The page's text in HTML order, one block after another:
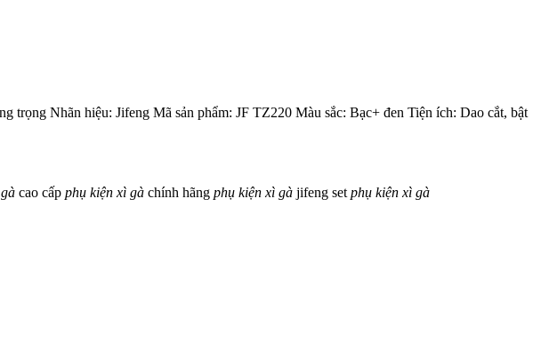
Nhãn hiệu: Jifeng Mã sản phẩm: JF TZ220 Màu sắc: Bạc+ đen Tiện ích: Dao cắt, bật
gà cao cấp phụ kiện xì gà chính hãng phụ kiện xì gà jifeng set phụ kiện xì gà